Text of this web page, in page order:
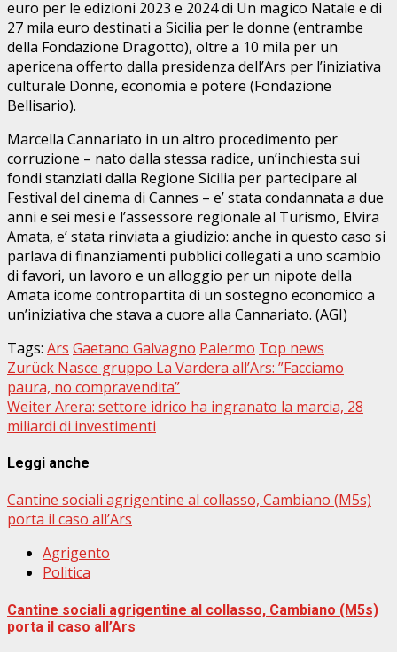
euro per le edizioni 2023 e 2024 di Un magico Natale e di
27 mila euro destinati a Sicilia per le donne (entrambe
della Fondazione Dragotto), oltre a 10 mila per un
apericena offerto dalla presidenza dell’Ars per l’iniziativa
culturale Donne, economia e potere (Fondazione
Bellisario).
Marcella Cannariato in un altro procedimento per
corruzione – nato dalla stessa radice, un’inchiesta sui
fondi stanziati dalla Regione Sicilia per partecipare al
Festival del cinema di Cannes – e’ stata condannata a due
anni e sei mesi e l’assessore regionale al Turismo, Elvira
Amata, e’ stata rinviata a giudizio: anche in questo caso si
parlava di finanziamenti pubblici collegati a uno scambio
di favori, un lavoro e un alloggio per un nipote della
Amata icome contropartita di un sostegno economico a
un’iniziativa che stava a cuore alla Cannariato. (AGI)
Tags: Ars Gaetano Galvagno Palermo Top news
Beitragsnavigation
Zurück Nasce gruppo La Vardera all’Ars: ”Facciamo
paura, no compravendita”
WeiterArera: settore idrico ha ingranato la marcia, 28
miliardi di investimenti
Leggi anche
Cantine sociali agrigentine al collasso, Cambiano (M5s)
porta il caso all’Ars
Agrigento
Politica
Cantine sociali agrigentine al collasso, Cambiano (M5s)
porta il caso all’Ars